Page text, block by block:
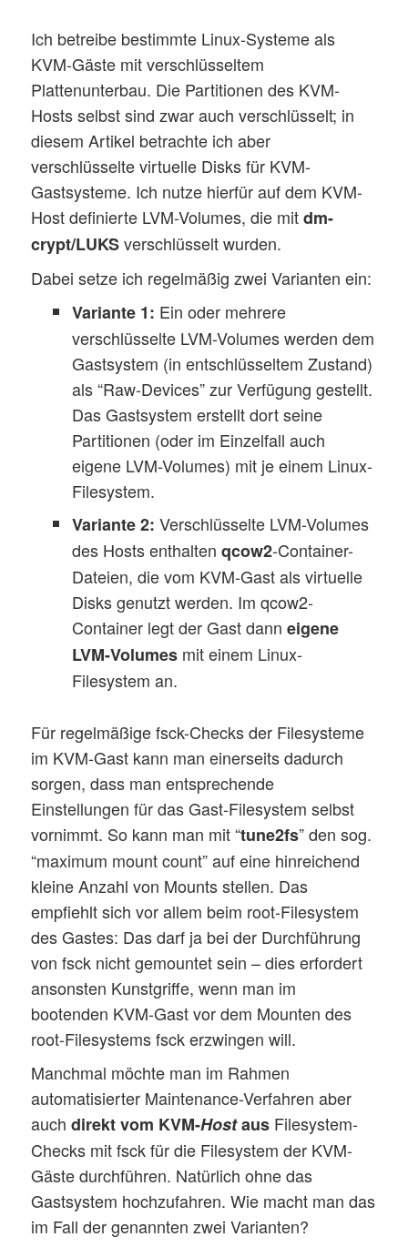
Ich betreibe bestimmte Linux-Systeme als
KVM-Gäste mit verschlüsseltem
Plattenunterbau. Die Partitionen des KVM-
Hosts selbst sind zwar auch verschlüsselt; in
diesem Artikel betrachte ich aber
verschlüsselte virtuelle Disks für KVM-
Gastsysteme. Ich nutze hierfür auf dem KVM-
Host definierte LVM-Volumes, die mitdm-
crypt/LUKSverschlüsselt wurden.
Dabei setze ich regelmäßig zwei Varianten ein:
Variante 1: Ein oder mehrere
verschlüsselte LVM-Volumes werden dem
Gastsystem (in entschlüsseltem Zustand)
als “Raw-Devices” zur Verfügung gestellt.
Das Gastsystem erstellt dort seine
Partitionen (oder im Einzelfall auch
eigene LVM-Volumes) mit je einem Linux-
Filesystem.
Variante 2: Verschlüsselte LVM-Volumes
des Hosts enthaltenqcow2-Container-
Dateien, die vom KVM-Gast als virtuelle
Disks genutzt werden. Im qcow2-
Container legt der Gast danneigene
LVM-Volumes mit einem Linux-
Filesystem an.
Für regelmäßige fsck-Checks der Filesysteme
im KVM-Gast kann man einerseits dadurch
sorgen, dass man entsprechende
Einstellungen für das Gast-Filesystem selbst
vornimmt. So kann man mit “tune2fs” den sog.
“maximum mount count” auf eine hinreichend
kleine Anzahl von Mounts stellen. Das
empfiehlt sich vor allem beim root-Filesystem
des Gastes: Das darf ja bei der Durchführung
von fsck nicht gemountet sein – dies erfordert
ansonsten Kunstgriffe, wenn man im
bootenden KVM-Gast vor dem Mounten des
root-Filesystems fsck erzwingen will.
Manchmal möchte man im Rahmen
automatisierter Maintenance-Verfahren aber
auchdirekt vom KVM-Hostaus Filesystem-
Checks mit fsck für die Filesystem der KVM-
Gäste durchführen. Natürlich ohne das
Gastsystem hochzufahren. Wie macht man das
im Fall der genannten zwei Varianten?